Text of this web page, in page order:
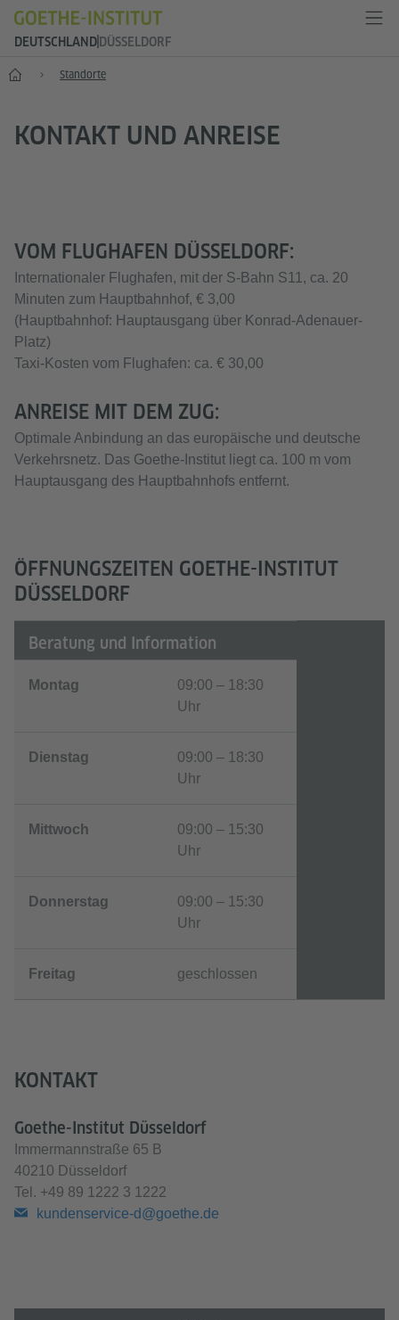
DEUTSCHLAND DÜSSELDORF
-- Standorte
KONTAKT UND ANREISE
VOM FLUGHAFEN DÜSSELDORF:
Internationaler Flughafen, mit der S-Bahn S11, ca. 20
Minuten zum Hauptbahnhof, € 3,00
(Hauptbahnhof: Hauptausgang über Konrad-Adenauer-
Platz)
Taxi-Kosten vom Flughafen: ca. € 30,00
ANREISE MIT DEM ZUG:
Optimale Anbindung an das europäische und deutsche
Verkehrsnetz. Das Goethe-Institut liegt ca. 100 m vom
Hauptausgang des Hauptbahnhofs entfernt.
ÖFFNUNGSZEITEN GOETHE-INSTITUT
DÜSSELDORF
Beratung und Information
Montag
09:00 – 18:30
Uhr
Dienstag
09:00 – 18:30
Uhr
Mittwoch
09:00 – 15:30
Uhr
Donnerstag
09:00 – 15:30
Uhr
Freitag geschlossen
KONTAKT
Goethe-Institut Düsseldorf
Immermannstraße 65 B
40210 Düsseldorf
Tel. +49 89 1222 3 1222
kundenservice-d@goethe.de